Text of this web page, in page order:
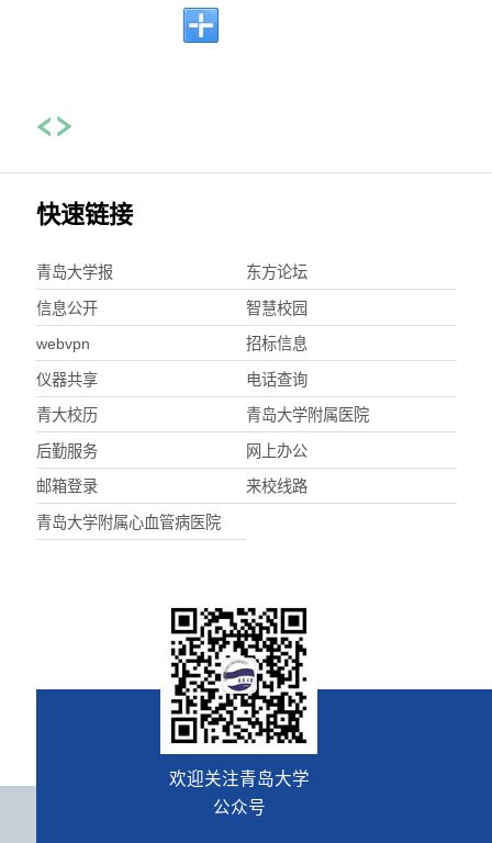
快速链接
青岛大学报 东方论坛
信息公开 智慧校园
webvpn 招标信息
仪器共享 电话查询
青大校历 青岛大学附属医院
后勤服务 网上办公
邮箱登录 来校线路
青岛大学附属心血管病医院
欢迎关注青岛大学
公众号